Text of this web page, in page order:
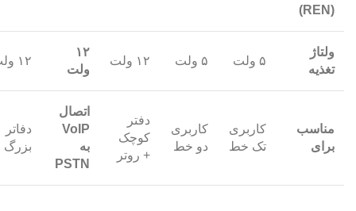
(REN)
ولتاژ
تغذیه
۵ ولت ۵ ولت ۱۲ ولت
۱۲
ولت
۱۲ ولت
مناسب
برای
کاربری
تک خط
کاربری
دو خط
دفتر
کوچک
+ روتر
اتصال
VoIP
به
PSTN
دفاتر
بزرگ